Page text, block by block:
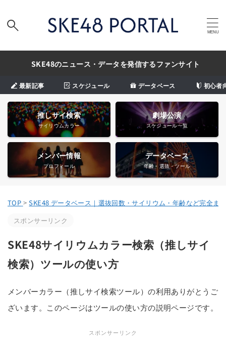
SKE48のニュース・データを発信するファンサイト
最新記事 スケジュール データベース 初心者
推しサイ検索
サイリウムカラー
劇場公演
スケジュール一覧
メンバー情報
プロフィール
データベース
年齢・選抜・ツール
TOP > SKE48 データベース｜選抜回数・サイリウム・年齢など完全ま
スポンサーリンク
SKE48サイリウムカラー検索（推しサイ
検索）ツールの使い方
メンバーカラー（推しサイ検索ツール）の利用ありがとうご
ざいます。このページはツールの使い方の説明ページです。
スポンサーリンク